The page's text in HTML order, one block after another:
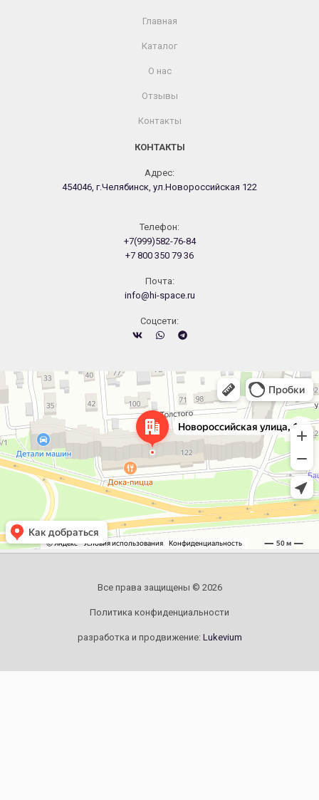
Главная
Каталог
О нас
Отзывы
Контакты
КОНТАКТЫ
Адрес:
454046, г.Челябинск, ул.Новороссийская 122
Телефон:
+7(999)582-76-84
+7 800 350 79 36
Почта:
info@hi-space.ru
Cоцсети:
Челябинск
Новороссийская улица, 122 — Яндекс.Карты
Все права защищены © 2026
Политика конфиденциальности
разработка и продвижение: Lukevium